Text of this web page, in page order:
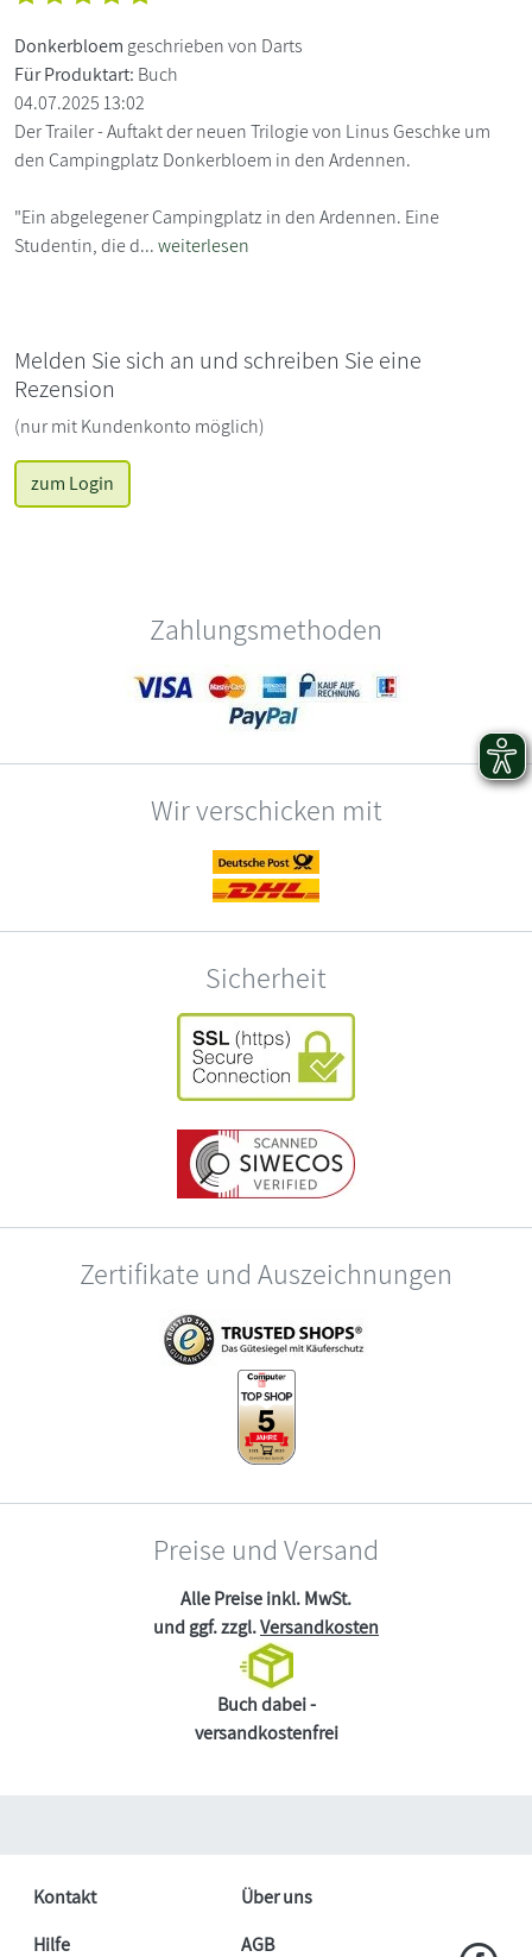
Donkerbloem geschrieben von Darts
Für Produktart: Buch
04.07.2025 13:02
Der Trailer - Auftakt der neuen Trilogie von Linus Geschke um
den Campingplatz Donkerbloem in den Ardennen.
"Ein abgelegener Campingplatz in den Ardennen. Eine
Studentin, die d...weiterlesen
Melden Sie sich an und schreiben Sie eine
Rezension
(nur mit Kundenkonto möglich)
zum Login
Zahlungsmethoden
Wir verschicken mit
Sicherheit
Zertifikate und Auszeichnungen
Preise und Versand
Alle Preise inkl. MwSt.
und ggf. zzgl.Versandkosten
Buch dabei -
versandkostenfrei
Kontakt
Über uns
Hilfe
AGB